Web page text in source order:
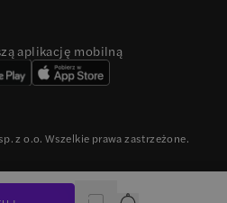
aplikację mobilną
z o.o. Wszelkie prawa zastrzeżone.